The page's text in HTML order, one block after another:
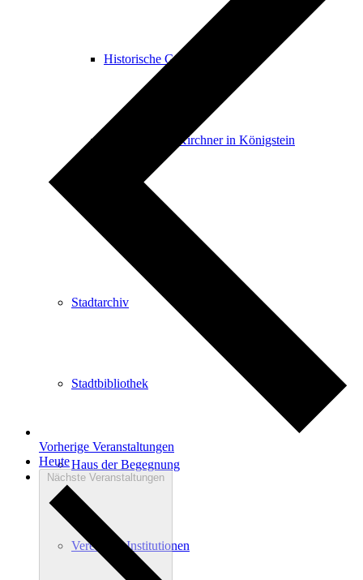
Historische Gebäude
Ernst Ludwig Kirchner in Königstein
Stadtarchiv
Stadtbibliothek
Haus der Begegnung
Vereine & Institutionen
Vorherige Veranstaltungen
Heute
Nächste Veranstaltungen